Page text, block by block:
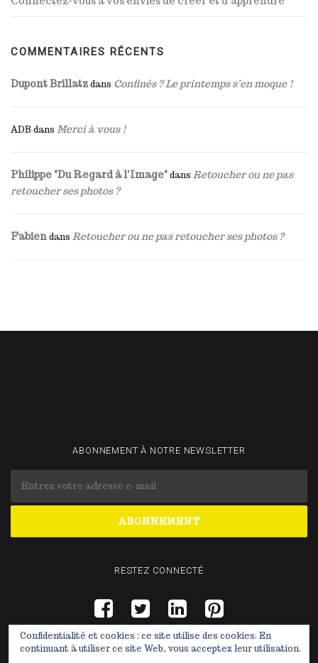
COMMENTAIRES RÉCENTS
Dupont Brillatz dans Confinés ? Le printemps s’en moque !
ADB dans Merci à vous !
Philippe "Du Regard à l'Image" dans Retoucher ou ne pas
retoucher ses photos ?
Fabien dans Retoucher ou ne pas retoucher ses photos ?
ABONNEMENT À NOTRE NEWSLETTER
RESTEZ CONNECTÉ
Confidentialité et cookies : ce site utilise des cookies. En
continuant à utiliser ce site Web, vous acceptez leur utilisation.